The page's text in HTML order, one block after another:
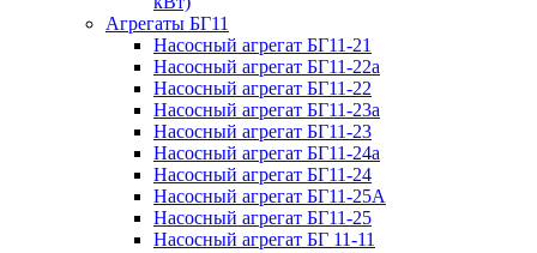
Агрегаты БГ11
Насосный агрегат БГ11-21
Насосный агрегат БГ11-22а
Насосный агрегат БГ11-22
Насосный агрегат БГ11-23а
Насосный агрегат БГ11-23
Насосный агрегат БГ11-24а
Насосный агрегат БГ11-24
Насосный агрегат БГ11-25А
Насосный агрегат БГ11-25
Насосный агрегат БГ 11-11